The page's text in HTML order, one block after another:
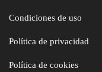
Condiciones de uso
Política de privacidad
Política de cookies